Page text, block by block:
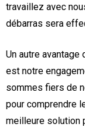
travaillez avec
débarras sera
Un autre
est notre
sommes fiers de
pour comprendre
meilleure solution